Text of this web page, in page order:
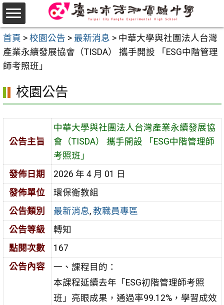
跳
至
主
要
內
首頁 > 校園公告 > 最新消息 > 中華大學與社團法人台灣
產業永續發展協會（TISDA） 攜手開設 「ESG中階管理
師考照班」
校園公告
公告主旨
中華大學與社團法人台灣產業永續發展協
會（TISDA） 攜手開設 「ESG中階管理師
考照班」
發佈日期
2026 年 4 月 01 日
發佈單位
環保衛教組
公告類別
最新消息, 教職員專區
公告等級
轉知
點閱次數
167
公告內容
一、課程目的：
本課程延續去年「ESG初階管理師考照
班」亮眼成果，通過率99.12%，學習成效
選
單